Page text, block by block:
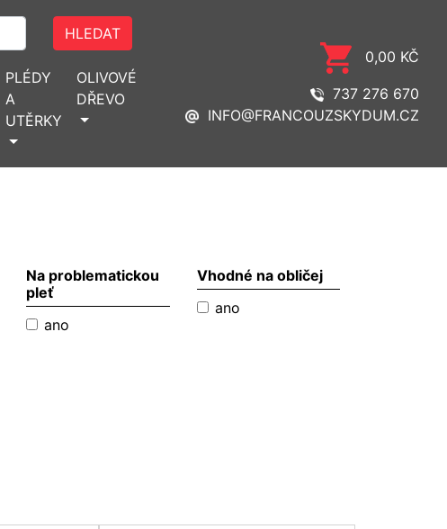
HLEDAT
PLÉDY
A
UTĚRKY
OLIVOVÉ
DŘEVO
0,00 KČ
737 276 670
INFO@FRANCOUZSKYDUM.CZ
Na problematickou
pleť
ano
Vhodné na obličej
ano